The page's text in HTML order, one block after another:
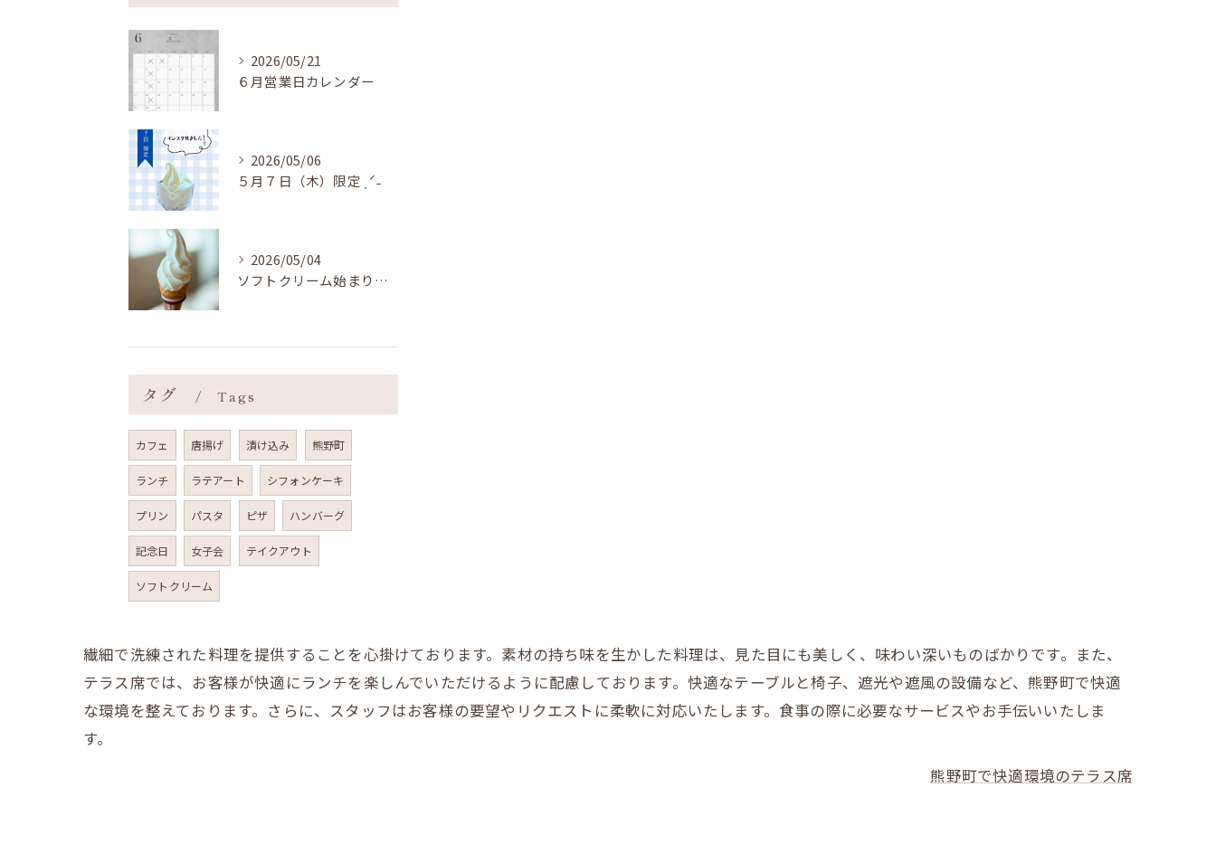
2026/05/21
６月営業日カレンダー
2026/05/06
５月７日（木）限定 ˎˊ˗
2026/05/04
ソフトクリーム始まりました ˎˊ˗
タグ Tags
カフェ 唐揚げ 漬け込み 熊野町
ランチ ラテアート シフォンケーキ
プリン パスタ ピザ ハンバーグ
記念日 女子会 テイクアウト
ソフトクリーム
繊細で洗練された料理を提供することを心掛けております。素材の持ち味を生かした料理は、見た目にも美しく、味わい深いものばかりです。また、
テラス席では、お客様が快適にランチを楽しんでいただけるように配慮しております。快適なテーブルと椅子、遮光や遮風の設備など、熊野町で快適
な環境を整えております。さらに、スタッフはお客様の要望やリクエストに柔軟に対応いたします。食事の際に必要なサービスやお手伝いいたしま
す。
熊野町で快適環境のテラス席